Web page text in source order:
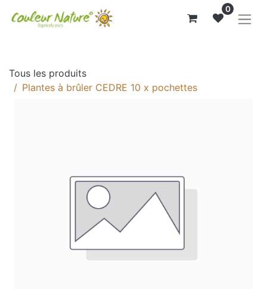
0
Tous les produits
Plantes à brûler CEDRE 10 x pochettes